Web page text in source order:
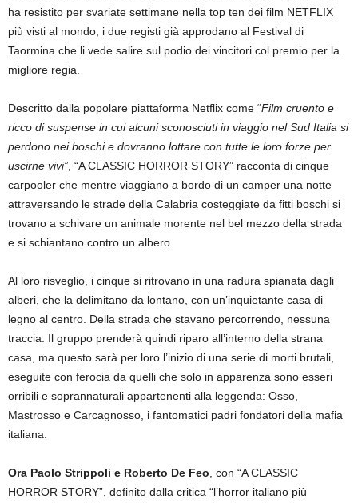
ha resistito per svariate settimane nella top ten dei film NETFLIX
più visti al mondo, i due registi già approdano al Festival di
Taormina che li vede salire sul podio dei vincitori col premio per la
migliore regia.
Descritto dalla popolare piattaforma Netflix come “Film cruento e
ricco di suspense in cui alcuni sconosciuti in viaggio nel Sud Italia si
perdono nei boschi e dovranno lottare con tutte le loro forze per
uscirne vivi” , “A CLASSIC HORROR STORY” racconta di cinque
carpooler che mentre viaggiano a bordo di un camper una notte
attraversando le strade della Calabria costeggiate da fitti boschi si
trovano a schivare un animale morente nel bel mezzo della strada
e si schiantano contro un albero.
Al loro risveglio, i cinque si ritrovano in una radura spianata dagli
alberi, che la delimitano da lontano, con un’inquietante casa di
legno al centro. Della strada che stavano percorrendo, nessuna
traccia. Il gruppo prenderà quindi riparo all’interno della strana
casa, ma questo sarà per loro l’inizio di una serie di morti brutali,
eseguite con ferocia da quelli che solo in apparenza sono esseri
orribili e soprannaturali appartenenti alla leggenda: Osso,
Mastrosso e Carcagnosso, i fantomatici padri fondatori della mafia
italiana.
Ora Paolo Strippoli e Roberto De Feo , con “A CLASSIC
HORROR STORY”, definito dalla critica “l’horror italiano più